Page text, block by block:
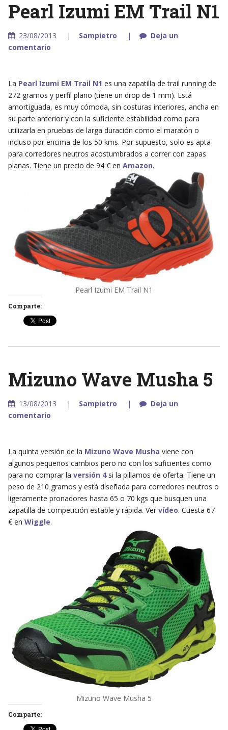
Pearl Izumi EM Trail N1
23/08/2013 Sampietro
Deja un
comentario
La Pearl Izumi EM Trail N1 es una zapatilla de trail running de
272 gramos y perfil plano (tiene un drop de 1 mm). Está
amortiguada, es muy cómoda, sin costuras interiores, ancha en
su parte anterior y con la suficiente estabilidad como para
utilizarla en pruebas de larga duración como el maratón o
incluso por encima de los 50 kms. Por supuesto, solo es apta
para corredores neutros acostumbrados a correr con zapas
planas. Tiene un precio de 94 € en Amazon.
Pearl Izumi EM Trail N1
Comparte:
Mizuno Wave Musha 5
13/08/2013 Sampietro
Deja un
comentario
La quinta versión de la Mizuno Wave Musha viene con
algunos pequeños cambios pero no con los suficientes como
para no comprar la versión 4si la pillamos de oferta. Tiene un
peso de 210 gramos y está diseñada para corredores neutros o
ligeramente pronadores hasta 65 o 70 kgs que busquen una
zapatilla de competición estable y rápida. Ver vídeo. Cuesta 67
€ en Wiggle.
Mizuno Wave Musha 5
Comparte: